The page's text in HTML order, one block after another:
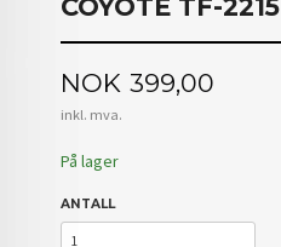
COYOTE TF-2215
Pris
NOK 399,00
inkl. mva.
På lager
ANTALL